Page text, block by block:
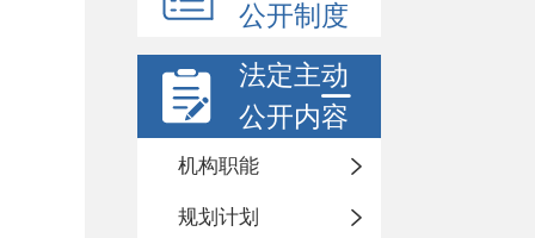
公开制度
法定主动
公开内容
机构职能
规划计划